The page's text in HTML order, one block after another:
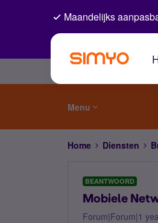
Maandelijks
Menu
Home Diensten
BEANTWOORD
Mobiele
Forum|Forum|1